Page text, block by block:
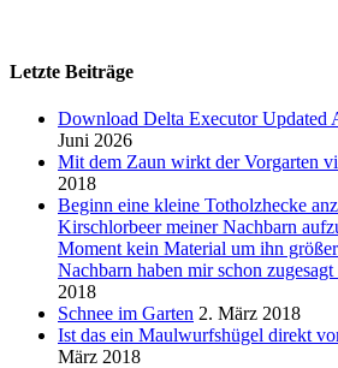
Letzte Beiträge
Download Delta Executor Updated
Juni 2026
Mit dem Zaun wirkt der Vorgarten
2018
Beginn eine kleine Totholzhecke
Kirschlorbeer meiner Nachbarn
Moment kein Material um ihn
Nachbarn haben mir schon
2018
Schnee im Garten 2. März 2018
Ist das ein Maulwurfshügel direkt
März 2018